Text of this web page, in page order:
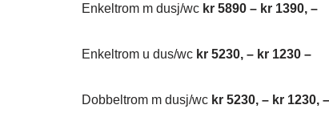
Enkeltrom m dusj/wc kr 5890 – kr 1390, –
Enkeltrom u dus/wc kr 5230, – kr 1230 –
Dobbeltrom m dusj/wc kr 5230, – kr 1230, –